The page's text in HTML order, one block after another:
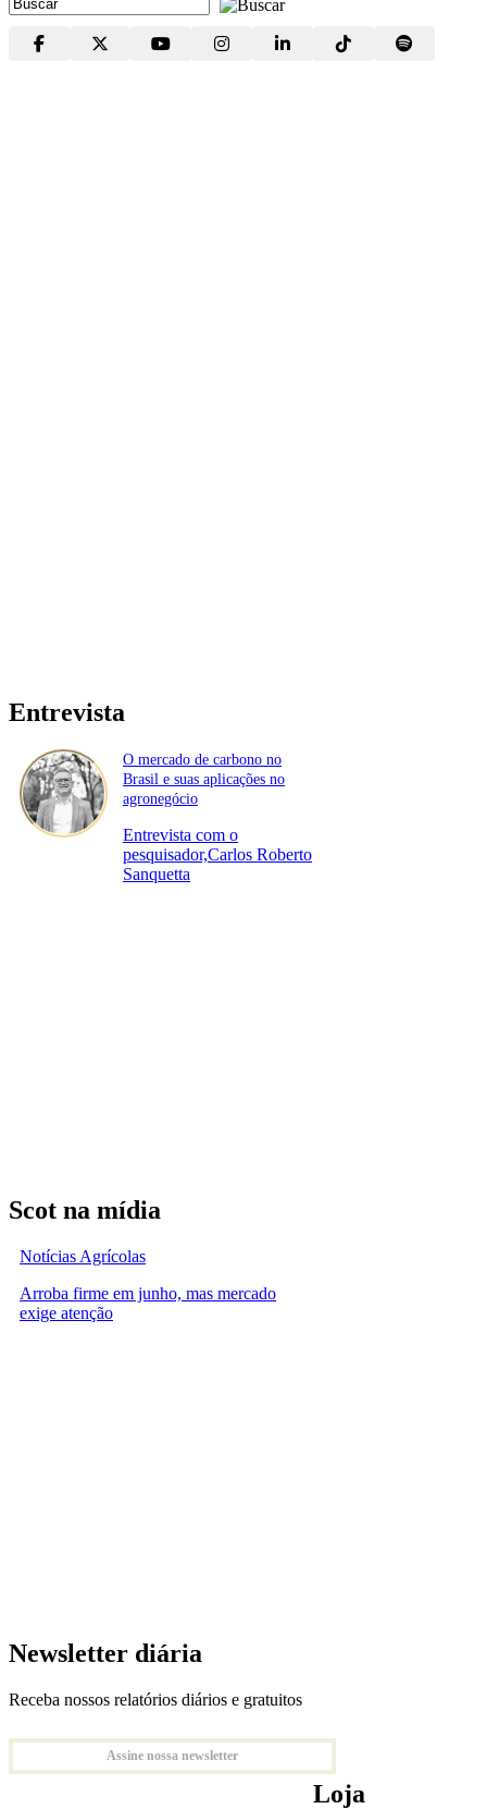
Entrevista
O mercado de carbono no
Brasil e suas aplicações no
agronegócio
Entrevista com o
pesquisador,Carlos Roberto
Sanquetta
Scot na mídia
Notícias Agrícolas
Arroba firme em junho, mas mercado
exige atenção
Newsletter diária
Receba nossos relatórios diários e gratuitos
Assine nossa newsletter
Loja